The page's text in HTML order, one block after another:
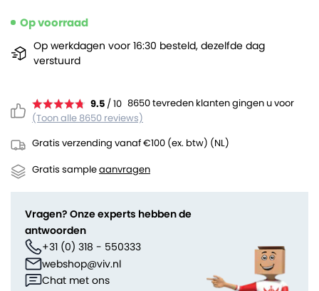
9.5 / 10 8650 tevreden klanten gingen u voor
(Toon alle 8650 reviews)
Gratis verzending vanaf €100 (ex. btw) (NL)
Gratis sampleaanvragen
Op voorraad
Op werkdagen voor 16:30 besteld, dezelfde dag
verstuurd
Vragen? Onze experts hebben de
antwoorden
+31 (0) 318 - 550333
webshop@viv.nl
Chat met ons